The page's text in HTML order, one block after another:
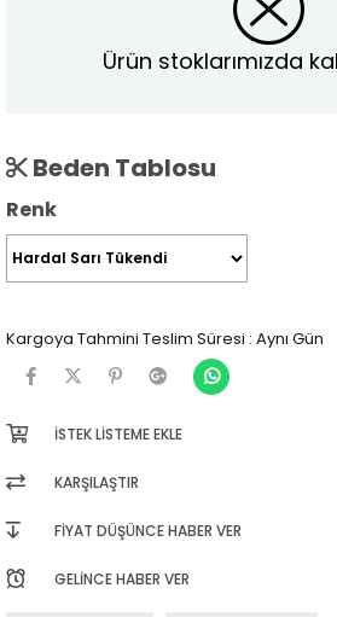
Ürün stoklarımızda
Beden Tablosu
Renk
Kargoya Tahmini Teslim Süresi : Aynı Gün
İSTEK LISTEME EKLE
KARŞILAŞTIR
FIYAT DÜŞÜNCE HABER VER
GELINCE HABER VER